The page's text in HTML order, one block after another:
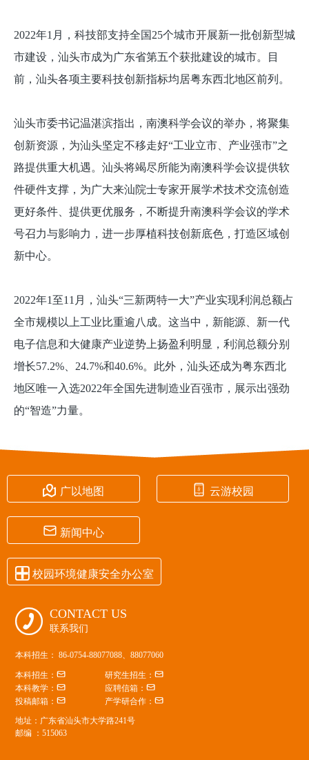
2022年1月，科技部支持全国25个城市开展新一批创新型城
市建设，汕头市成为广东省第五个获批建设的城市。目
前，汕头各项主要科技创新指标均居粤东西北地区前列。
汕头市委书记温湛滨指出，南澳科学会议的举办，将聚集
创新资源，为汕头坚定不移走好“工业立市、产业强市”之
路提供重大机遇。汕头将竭尽所能为南澳科学会议提供软
件硬件支撑，为广大来汕院士专家开展学术技术交流创造
更好条件、提供更优服务，不断提升南澳科学会议的学术
号召力与影响力，进一步厚植科技创新底色，打造区域创
新中心。
2022年1至11月，汕头“三新两特一大”产业实现利润总额占
全市规模以上工业比重逾八成。这当中，新能源、新一代
电子信息和大健康产业逆势上扬盈利明显，利润总额分别
增长57.2%、24.7%和40.6%。此外，汕头还成为粤东西北
地区唯一入选2022年全国先进制造业百强市，展示出强劲
的“智造”力量。
 广以地图  云游校园
 新闻中心
 校园环境健康安全办公室
 CONTACT US
联系我们
本科招生： 86-0754-88077088、88077060
本科招生： 研究生招生：
本科教学： 应聘信箱：
投稿邮箱： 产学研合作：
地址：广东省汕头市大学路241号
邮编 ：515063